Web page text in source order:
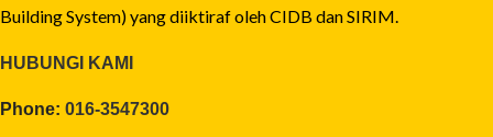
Building System) yang diiktiraf oleh CIDB dan SIRIM.
HUBUNGI KAMI
Phone: 016-3547300